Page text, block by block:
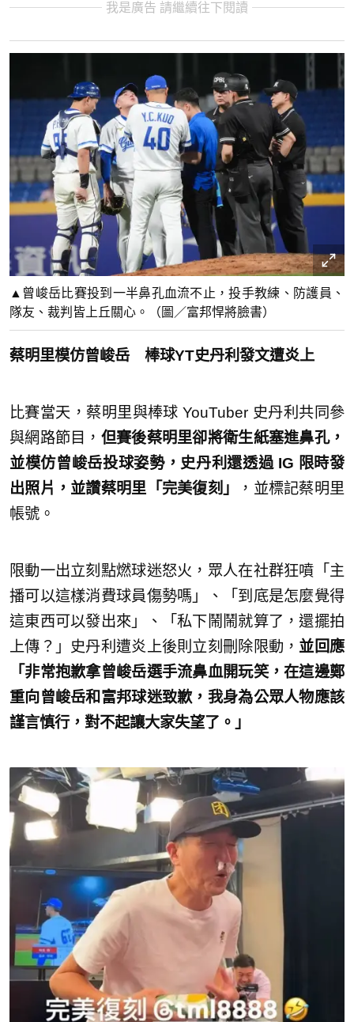
我是廣告 請繼續往下閱讀
▲曾峻岳比賽投到一半鼻孔血流不止，投手教練、防護員、
隊友、裁判皆上丘關心。（圖／富邦悍將臉書）
蔡明里模仿曾峻岳 棒球YT史丹利發文遭炎上
比賽當天，蔡明里與棒球 YouTuber 史丹利共同參
與網路節目， 但賽後蔡明里卻將衛生紙塞進鼻孔，
並模仿曾峻岳投球姿勢，史丹利還透過 IG 限時發
出照片，並讚蔡明里「完美復刻」
，並標記蔡明里
帳號。
限動一出立刻點燃球迷怒火，眾人在社群狂噴「主
播可以這樣消費球員傷勢嗎」、「到底是怎麼覺得
這東西可以發出來」、「私下鬧鬧就算了，還擺拍
上傳？」史丹利遭炎上後則立刻刪除限動， 並回應
「非常抱歉拿曾峻岳選手流鼻血開玩笑，在這邊鄭
重向曾峻岳和富邦球迷致歉，我身為公眾人物應該
謹言慎行，對不起讓大家失望了。」